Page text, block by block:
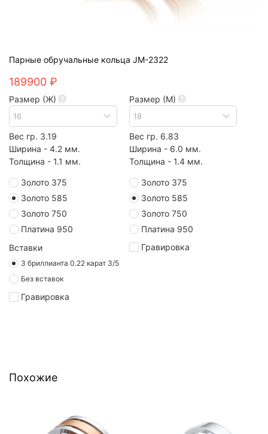
Парные обручальные кольца JM-2322
189900 ₽
Размер (Ж)
Вес гр. 3.19
Ширина - 4.2 мм.
Толщина - 1.1 мм.
Золото 375
Золото 585
Золото 750
Платина 950
Вставки
3 бриллианта 0.22 карат 3/5
Без вставок
Гравировка
Размер (М)
Вес гр. 6.83
Ширина - 6.0 мм.
Толщина - 1.4 мм.
Золото 375
Золото 585
Золото 750
Платина 950
Гравировка
Похожие